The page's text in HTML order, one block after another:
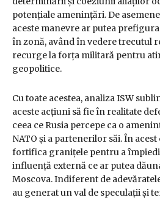
potențiale amenințări. De
aceste manevre ar putea
în zonă, având în vedere trecutul
recurge la forța militară pentru
geopolitice.
Cu toate acestea, analiza ISW
aceste acțiuni să fie în realitate
ceea ce Rusia percepe ca o
NATO și a partenerilor săi. În
fortifica granițele pentru a
influență externă ce ar putea
Moscova. Indiferent de
au generat un val de speculații și